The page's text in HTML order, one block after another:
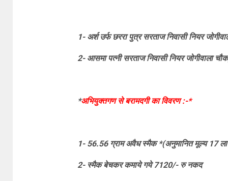
1- अर्श उर्फ छररा पुत्र सरताज निवासी नियर
2- आसमा पत्नी सरताज निवासी नियर जोगीवाला
*अभियुक्तगण से बरामदगी का विवरण :-*
1- 56.56 ग्राम अवैध स्मैक *(अनुमानित मूल्य 17
2- स्मैक बेचकर कमाये गये 7120/- रु नकद